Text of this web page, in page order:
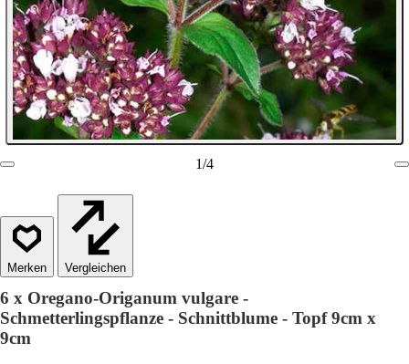
1/4
Vergleichen
6 x Oregano-Origanum vulgare -
Schmetterlingspflanze - Schnittblume - Topf 9cm x
9cm